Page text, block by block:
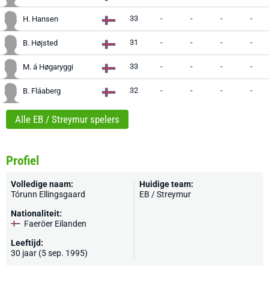
H. Hansen 33 - - - -
B. Højsted 31 - - - -
M. á Høgaryggi 33 - - - -
B. Fláaberg 32 - - - -
Alle EB / Streymur spelers
Profiel
Volledige naam:
Tórunn Ellingsgaard
Nationaliteit:
Faeröer Eilanden
Leeftijd:
30 jaar (5 sep. 1995)
Huidige team:
EB / Streymur